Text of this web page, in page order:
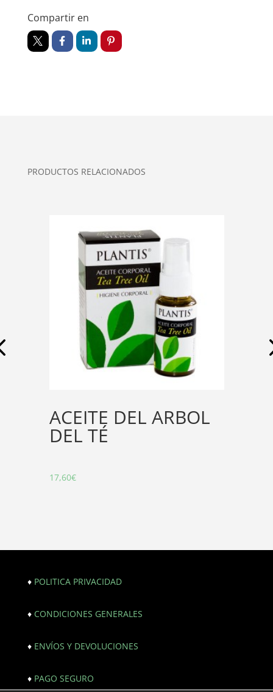
Compartir en
PRODUCTOS RELACIONADOS
ACEITE DEL ARBOL
DEL TÉ
17,60€
♦ POLITICA PRIVACIDAD
♦ CONDICIONES GENERALES
♦ ENVÍOS Y DEVOLUCIONES
♦ PAGO SEGURO